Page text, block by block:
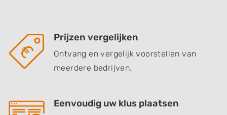
Prijzen vergelijken
Ontvang en vergelijk voorstellen van
meerdere bedrijven.
Eenvoudig uw klus plaatsen